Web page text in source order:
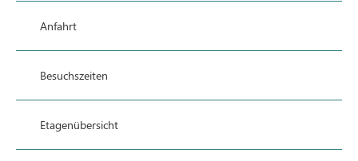
Anfahrt
Besuchszeiten
Etagenübersicht